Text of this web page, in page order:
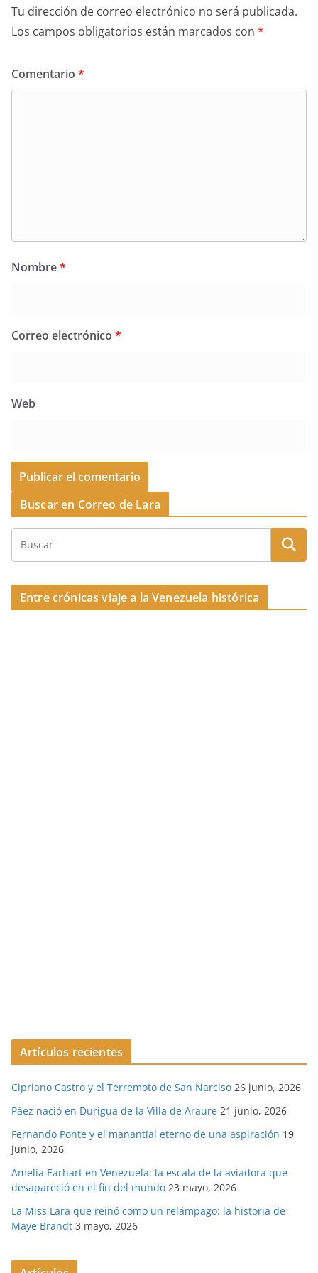
Tu dirección de correo electrónico no será publicada.
Los campos obligatorios están marcados con *
Comentario *
Nombre*
Correo electrónico *
Web
Buscar en Correo de Lara
Entre crónicas viaje a la Venezuela histórica
Artículos recientes
Cipriano Castro y el Terremoto de San Narciso 26 junio, 2026
Páez nació en Durigua de la Villa de Araure 21 junio, 2026
Fernando Ponte y el manantial eterno de una aspiración 19
junio, 2026
Amelia Earhart en Venezuela: la escala de la aviadora que
desapareció en el fin del mundo 23 mayo, 2026
La Miss Lara que reinó como un relámpago: la historia de
Maye Brandt 3 mayo, 2026